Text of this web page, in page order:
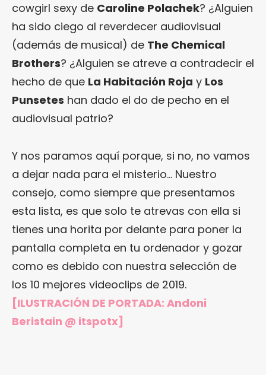
cowgirl sexy de Caroline Polachek? ¿Alguien
ha sido ciego al reverdecer audiovisual
(además de musical) de The Chemical
Brothers? ¿Alguien se atreve a contradecir el
hecho de que La Habitación Roja y Los
Punsetes han dado el do de pecho en el
audiovisual patrio?
Y nos paramos aquí porque, si no, no vamos
a dejar nada para el misterio… Nuestro
consejo, como siempre que presentamos
esta lista, es que solo te atrevas con ella si
tienes una horita por delante para poner la
pantalla completa en tu ordenador y gozar
como es debido con nuestra selección de
los 10 mejores videoclips de 2019.
[ILUSTRACIÓN DE PORTADA: Andoni
Beristain @ itspotx]